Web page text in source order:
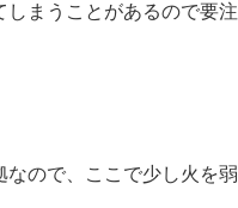
まうことがあるので要注
ので、ここで少し火を弱